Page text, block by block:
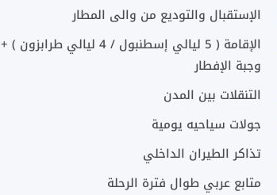
الإستقبال والتوديع من والى المطار
الإقامة ( 5 ليالي إسطنبول / 4 ليالي طرابزون ) +
وجبة الإفطار
التنقلات بين المدن
جولات سياحيه يومية
تذاكر الطيران الداخلي
متابع عربي طوال فترة الرحلة